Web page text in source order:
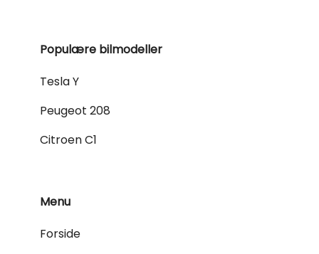
Populære bilmodeller
Tesla Y
Peugeot 208
Citroen C1
Menu
Forside